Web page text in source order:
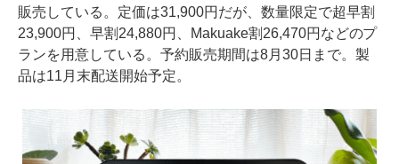
販売している。定価は31,900円だが、数量限定で超早割
23,900円、早割24,880円、Makuake割26,470円などのプ
ランを用意している。予約販売期間は8月30日まで。製
品は11月末配送開始予定。